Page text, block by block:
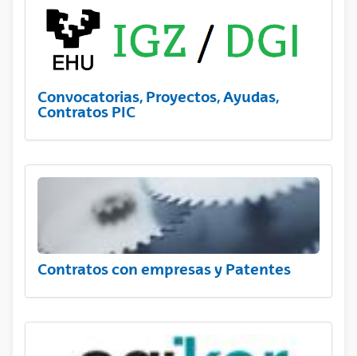
Convocatorias, Proyectos, Ayudas,
Contratos PIC
Contratos con empresas y Patentes